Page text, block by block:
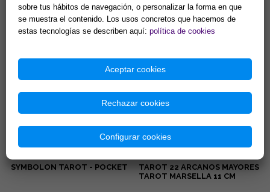
78 cartas con instrucciones.
Medidas de las cartas: 6 x
11cm....
Comprar
78 cartas, 12 x 8 cm. Esta
cubierta llega a los recuerdos
del alma, de la astrología,
ideas personales, y el s...
Comprar
SYMBOLON TAROT - POCKET
TAROT 22 ARCANOS MAYORES
TAROT MARSELLA 11 CM
sobre tus hábitos de navegación, o personalizar la forma en que
se muestra el contenido. Los usos concretos que hacemos de
estas tecnologías se describen aquí: política de cookies
Aceptar cookies
Rechazar cookies
Configurar cookies